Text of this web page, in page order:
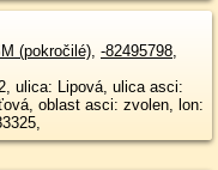
(pokročilé), -82495798,
ulica: Lipová, ulica asci: